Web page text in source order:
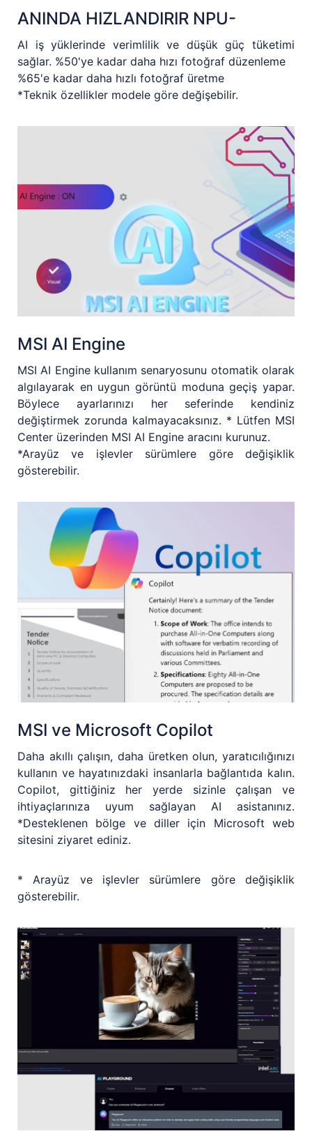
ANINDA HIZLANDIRIR NPU-
AI iş yüklerinde verimlilik ve düşük güç tüketimi
sağlar. %50'ye kadar daha hızı fotoğraf düzenleme
%65'e kadar daha hızlı fotoğraf üretme
*Teknik özellikler modele göre değişebilir.
MSI AI Engine
MSI AI Engine kullanım senaryosunu otomatik olarak
algılayarak en uygun görüntü moduna geçiş yapar.
Böylece ayarlarınızı her seferinde kendiniz
değiştirmek zorunda kalmayacaksınız. * Lütfen MSI
Center üzerinden MSI AI Engine aracını kurunuz.
*Arayüz ve işlevler sürümlere göre değişiklik
gösterebilir.
MSI ve Microsoft Copilot
Daha akıllı çalışın, daha üretken olun, yaratıcılığınızı
kullanın ve hayatınızdaki insanlarla bağlantıda kalın.
Copilot, gittiğiniz her yerde sizinle çalışan ve
ihtiyaçlarınıza uyum sağlayan AI asistanınız.
*Desteklenen bölge ve diller için Microsoft web
sitesini ziyaret ediniz.
* Arayüz ve işlevler sürümlere göre değişiklik
gösterebilir.